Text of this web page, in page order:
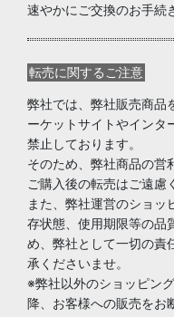
速やかにご交換のお手続
転売に関するご注意
弊社では、弊社販売商品
ーケットサイトやインタ
禁止しております。
そのため、弊社商品の営
ご購入後の転売はご遠慮
また、弊社運営のショッ
存状態、使用期限等の品
め、弊社として一切の責
承くださいませ。
※弊社以外のショッピン
降、お客様への販売をお